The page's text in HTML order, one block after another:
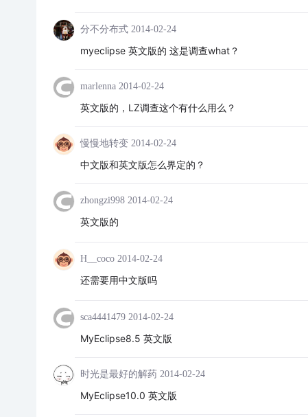
分不分布式 2014-02-24
myeclipse 英文版的 这是调查what？
marlenna 2014-02-24
英文版的，LZ调查这个有什么用么？
慢慢地转变 2014-02-24
中文版和英文版怎么界定的？
zhongzi998 2014-02-24
英文版的
H__coco 2014-02-24
还需要用中文版吗
sca4441479 2014-02-24
MyEclipse8.5 英文版
时光是最好的解药 2014-02-24
MyEclipse10.0 英文版